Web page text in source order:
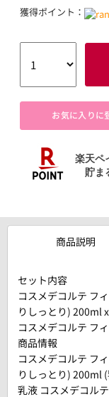
獲得ポイント：
お気に入りに
商品説明
セット内容
コスメデコルテ フ
りしっとり) 200ml
コスメデコルテ フ
商品情報
コスメデコルテ フ
りしっとり) 200ml
乳液 コスメデコル